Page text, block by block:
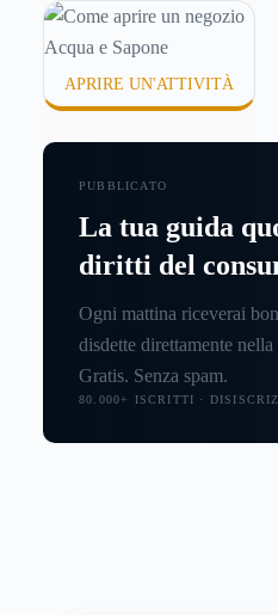
APRIRE UN'ATTIVITÀ
PUBBLICATO
La tua guida
diritti del
Ogni mattina riceverai
disdette direttamente
Gratis. Senza spam.
80.000+ ISCRITTI ·